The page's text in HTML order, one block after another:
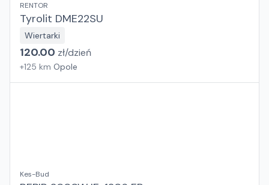
RENTOR
Tyrolit DME22SU
Wiertarki
120.00 zł/dzień
+125 km Opole
Kes-Bud